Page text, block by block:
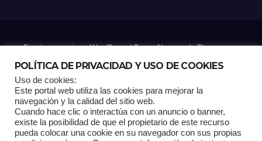
Funciona gracias a WordPress|Tema: Newsup deThemeansar
Home Análisis Carrito RK Contactos Documental Gracias !
POLÍTICA DE PRIVACIDAD Y USO DE COOKIES
Uso de cookies:
Este portal web utiliza las cookies para mejorar la
navegación y la calidad del sitio web.
Cuando hace clic o interactúa con un anuncio o banner,
existe la posibilidad de que el propietario de este recurso
pueda colocar una cookie en su navegador con sus propias